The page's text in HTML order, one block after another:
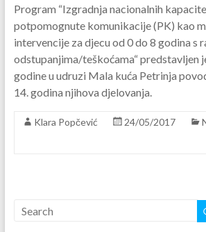
Program “Izgradnja nacionalnih
potpomognute komunikacije (PK) kao
intervencije za djecu od 0 do 8 godina s
odstupanjima/teškoćama“ predstavljen
godine u udruzi Mala kuća Petrinja
14. godina njihova djelovanja.
Klara Popčević 24/05/2017